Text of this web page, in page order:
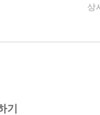
상
기